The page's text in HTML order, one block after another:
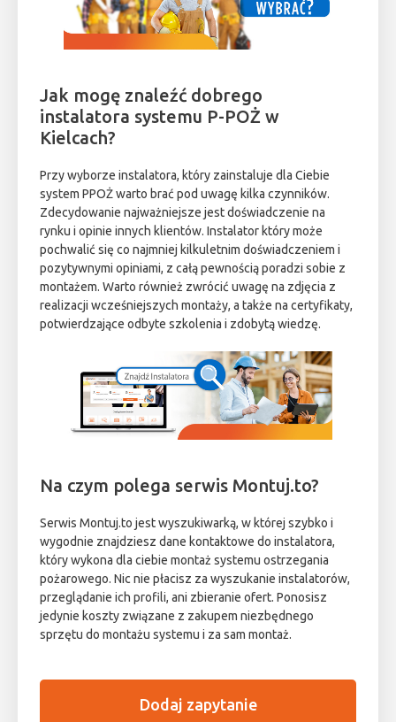
Jak mogę znaleźć dobrego
instalatora systemu P-POŻ w
Kielcach?
Przy wyborze instalatora, który zainstaluje dla Ciebie
system PPOŻ warto brać pod uwagę kilka czynników.
Zdecydowanie najważniejsze jest doświadczenie na
rynku i opinie innych klientów. Instalator który może
pochwalić się co najmniej kilkuletnim doświadczeniem i
pozytywnymi opiniami, z całą pewnością poradzi sobie z
montażem. Warto również zwrócić uwagę na zdjęcia z
realizacji wcześniejszych montaży, a także na certyfikaty,
potwierdzające odbyte szkolenia i zdobytą wiedzę.
Na czym polega serwis Montuj.to?
Serwis Montuj.to jest wyszukiwarką, w której szybko i
wygodnie znajdziesz dane kontaktowe do instalatora,
który wykona dla ciebie montaż systemu ostrzegania
pożarowego. Nic nie płacisz za wyszukanie instalatorów,
przeglądanie ich profili, ani zbieranie ofert. Ponosisz
jedynie koszty związane z zakupem niezbędnego
sprzętu do montażu systemu i za sam montaż.
Dodaj zapytanie